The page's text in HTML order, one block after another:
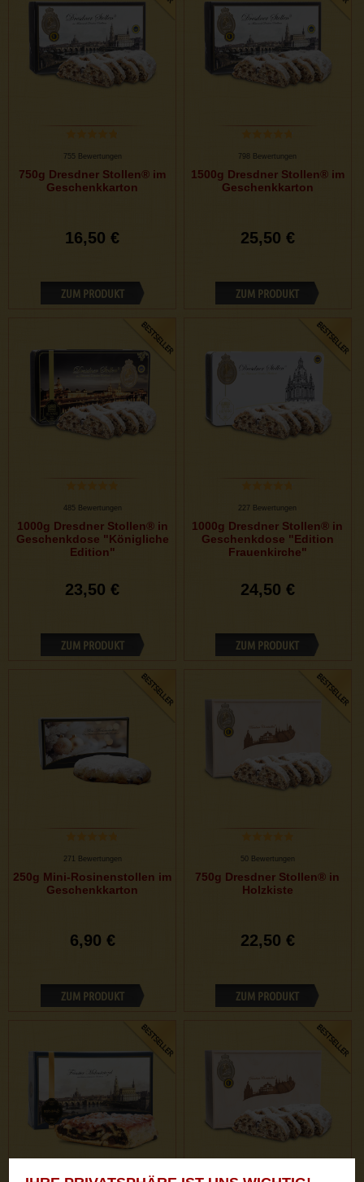
755 Bewertungen
750g Dresdner Stollen® im
Geschenkkarton
16,50 €
ZUM PRODUKT
798 Bewertungen
1500g Dresdner Stollen® im
Geschenkkarton
25,50 €
ZUM PRODUKT
485 Bewertungen
1000g Dresdner Stollen® in
Geschenkdose "Königliche
Edition"
23,50 €
ZUM PRODUKT
227 Bewertungen
1000g Dresdner Stollen® in
Geschenkdose "Edition
Frauenkirche"
24,50 €
ZUM PRODUKT
271 Bewertungen
250g Mini-Rosinenstollen im
Geschenkkarton
6,90 €
ZUM PRODUKT
50 Bewertungen
750g Dresdner Stollen® in
Holzkiste
22,50 €
ZUM PRODUKT